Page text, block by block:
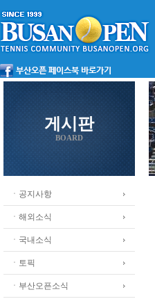
게시판
BOARD
ㆍ공지사항
ㆍ해외소식
ㆍ국내소식
ㆍ토픽
ㆍ부산오픈소식